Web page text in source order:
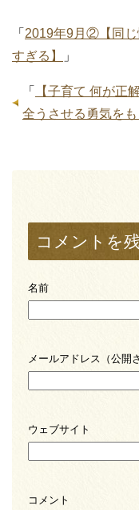
「 2019年9月②【同じ
すぎる】
」
「
【子育て 何が正
全うさせる勇気をも
コメントを
名前
メールアドレス（公開
ウェブサイト
コメント